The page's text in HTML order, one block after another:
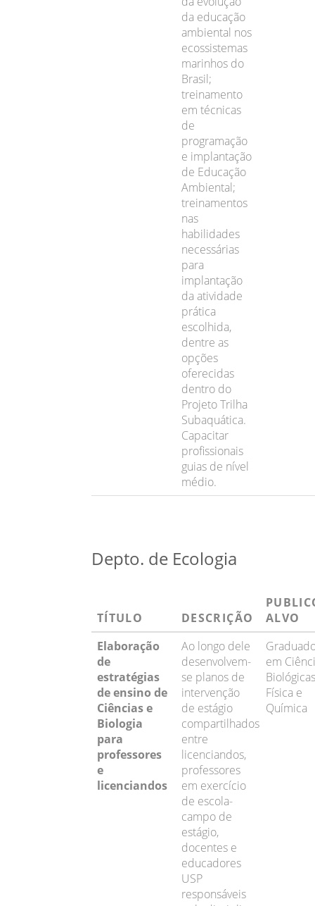
da educação
ambiental nos
ecossistemas
marinhos do
Brasil;
treinamento
em técnicas
de
programação
e implantação
de Educação
Ambiental;
treinamentos
nas
habilidades
necessárias
para
implantação
da atividade
prática
escolhida,
dentre as
opções
oferecidas
dentro do
Projeto Trilha
Subaquática.
Capacitar
profissionais
guias de nível
médio.
Depto. de Ecologia
TÍTULO DESCRIÇÃO
ALVO
Elaboração
de
estratégias
de ensino de
Ciências e
Biologia
para
professores
e
licenciandos
Ao longo dele
desenvolvem-
se planos de
intervenção
de estágio
compartilhados
entre
licenciandos,
professores
em exercício
de escola-
campo de
estágio,
docentes e
educadores
USP
responsáveis
em
Física e
Química